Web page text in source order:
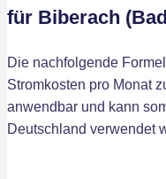
für Biberach
Die nachfolgende
Stromkosten pro Monat
anwendbar und kann
Deutschland verwendet